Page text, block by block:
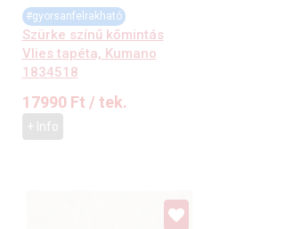
#gyorsanfelrakható
Szürke színű kőmintás
Vlies tapéta, Kumano
1834518
17990 Ft / tek.
+ Info